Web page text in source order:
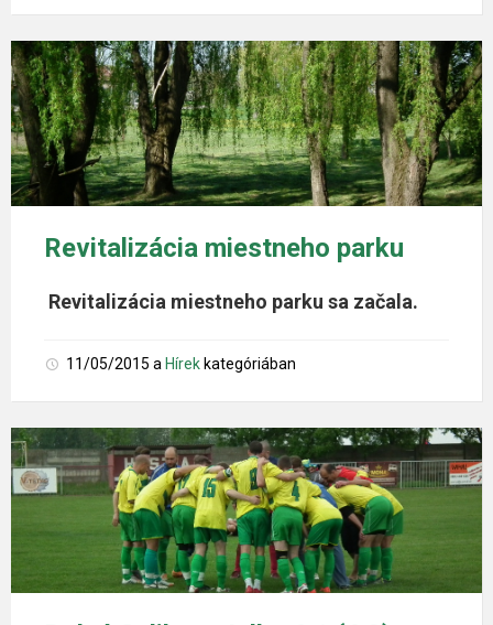
Revitalizácia miestneho parku
Revitalizácia miestneho parku sa začala.
11/05/2015 a Hírek kategóriában